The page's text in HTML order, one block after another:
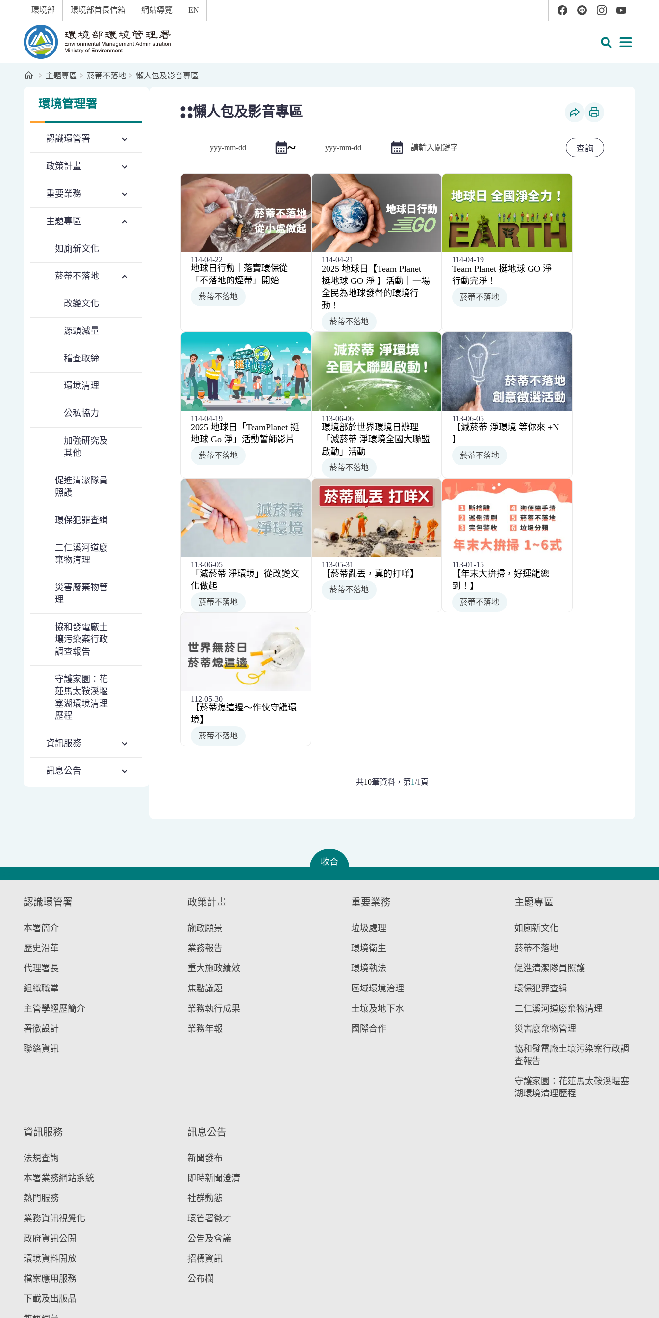
跳到主要內容區塊
環境部 環境部首長信箱 網站導覽
EN
YouTube
首頁主題專區 菸蒂不落地 懶人包及影音專區
環境管理署
認識環管署
政策計畫
重要業務
主題專區
如廁新文化
菸蒂不落地
改變文化
源頭減量
稽查取締
環境清理
公私協力
加強研究及
其他
促進清潔隊員
照護
環保犯罪查緝
二仁溪河道廢
棄物清理
災害廢棄物管
理
協和發電廠土
壤污染案行政
調查報告
守護家園：花
蓮馬太鞍溪堰
塞湖環境清理
歷程
資訊服務
訊息公告
懶人包及影音專區
查詢起日期
點擊選擇日期起日
~ 查詢迄日期
點擊選擇日期迄日
關鍵字
114-04-22
地球日行動｜落實環保從
「不落地的煙蒂」開始
菸蒂不落地
114-04-21
2025 地球日【Team Planet
挺地球 GO 淨 】活動｜一場
全民為地球發聲的環境行
動！
菸蒂不落地
114-04-19
Team Planet 挺地球 GO 淨
行動完淨！
菸蒂不落地
114-04-19
2025 地球日「TeamPlanet 挺
地球 Go 淨」活動誓師影片
菸蒂不落地
113-06-06
環境部於世界環境日辦理
「減菸蒂 淨環境全國大聯盟
啟動」活動
菸蒂不落地
113-06-05
【減菸蒂 淨環境 等你來 +N
】
菸蒂不落地
113-06-05
「減菸蒂 淨環境」從改變文
化做起
菸蒂不落地
113-05-31
【菸蒂亂丟，真的打咩】
菸蒂不落地
113-01-15
【年末大拚掃，好運龍總
到！】
菸蒂不落地
112-05-30
【菸蒂熄這邊～作伙守護環
境】
菸蒂不落地
共10筆資料， 第1/1 頁
收合
認識環管署
本署簡介
歷史沿革
代理署長
組織職掌
主管學經歷簡介
署徽設計
聯絡資訊
政策計畫
施政願景
業務報告
重大施政績效
焦點議題
業務執行成果
業務年報
重要業務
垃圾處理
環境衛生
環境執法
區域環境治理
土壤及地下水
國際合作
主題專區
如廁新文化
菸蒂不落地
促進清潔隊員照護
環保犯罪查緝
二仁溪河道廢棄物清理
災害廢棄物管理
協和發電廠土壤污染案行政調
查報告
守護家園：花蓮馬太鞍溪堰塞
湖環境清理歷程
資訊服務
法規查詢
本署業務網站系統
熱門服務
業務資訊視覺化
政府資訊公開
環境資料開放
檔案應用服務
下載及出版品
訊息公告
新聞發布
即時新聞澄清
社群動態
環管署徵才
公告及會議
招標資訊
公布欄